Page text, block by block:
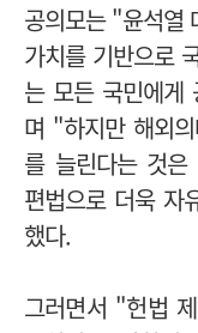
공의모는 "윤석열
가치를 기반으로
는 모든 국민에게
며 "하지만 해외
를 늘린다는 것은
편법으로 더욱 자
했다.
그러면서 "헌법